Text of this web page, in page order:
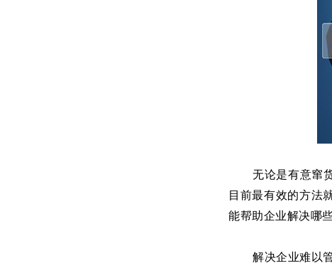
无论是有意窜
目前最有效的方法
能帮助企业解决哪
解决企业难以